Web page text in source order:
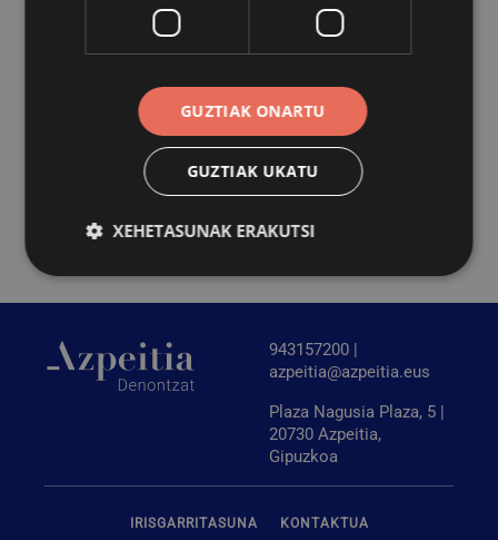
Azpeitiko Udalak: urtarrilaren 2tik aurrera, astelehenetik
ostiralera, 06:30ean zabalduko du. Itxiera ordutegia,
berriz, mantendu egingo du, eta 21:30ak arte egongo da
Larunbatetako eta igande eta jaiegunetako ordutegia
orain arteko berbera izango da: larunbatetan, 09:00etatik
20:00etara, eta igande eta jaiegunetan, 09:00etatik
14:00etara.
943157200 |
azpeitia@azpeitia.eus
Plaza Nagusia Plaza, 5 |
20730 Azpeitia,
Gipuzkoa
IRISGARRITASUNA KONTAKTUA
GUZTIAK ONARTU
GUZTIAK UKATU
XEHETASUNAK ERAKUTSI
Bideratzea
Funtzionaltasuna
Behar-beharrezkoak diren cookiek webgunearen
oinarrizko funtzionalitateak ahalbidetzen dituzte,
esate baterako erabiltzaileen saioa hastea eta
kontuen kudeaketa. Webgunea ezin da behar bezala
erabili guztiz beharrezkoak diren cookierik gabe.
Domeinua